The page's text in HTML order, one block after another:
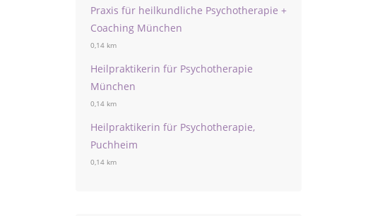
Praxis für heilkundliche Psychotherapie +
Coaching München
0,14 km
Heilpraktikerin für Psychotherapie
München
0,14 km
Heilpraktikerin für Psychotherapie,
Puchheim
0,14 km